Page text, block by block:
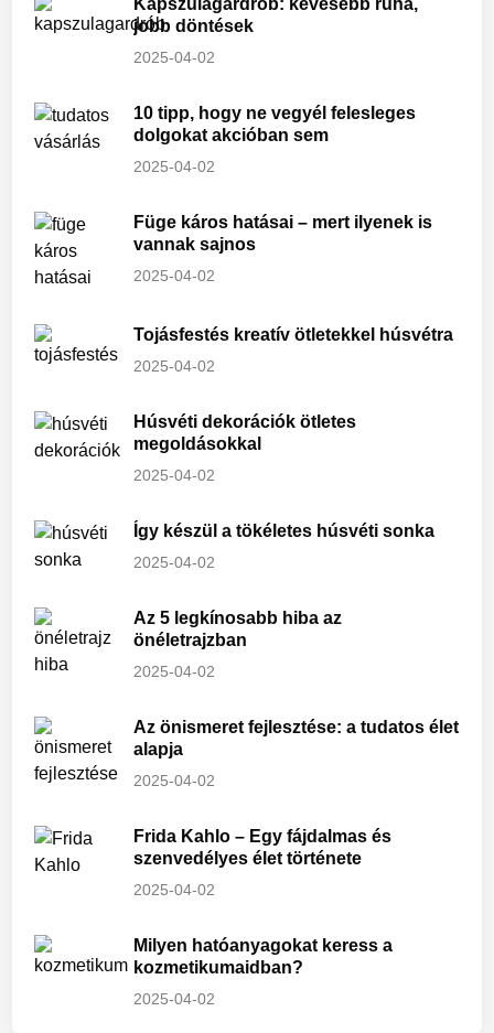
Kapszulagardrób: kevesebb ruha,
jobb döntések
2025-04-02
10 tipp, hogy ne vegyél felesleges
dolgokat akcióban sem
2025-04-02
Füge káros hatásai – mert ilyenek is
vannak sajnos
2025-04-02
Tojásfestés kreatív ötletekkel húsvétra
2025-04-02
Húsvéti dekorációk ötletes
megoldásokkal
2025-04-02
Így készül a tökéletes húsvéti sonka
2025-04-02
Az 5 legkínosabb hiba az
önéletrajzban
2025-04-02
Az önismeret fejlesztése: a tudatos élet
alapja
2025-04-02
Frida Kahlo – Egy fájdalmas és
szenvedélyes élet története
2025-04-02
Milyen hatóanyagokat keress a
kozmetikumaidban?
2025-04-02